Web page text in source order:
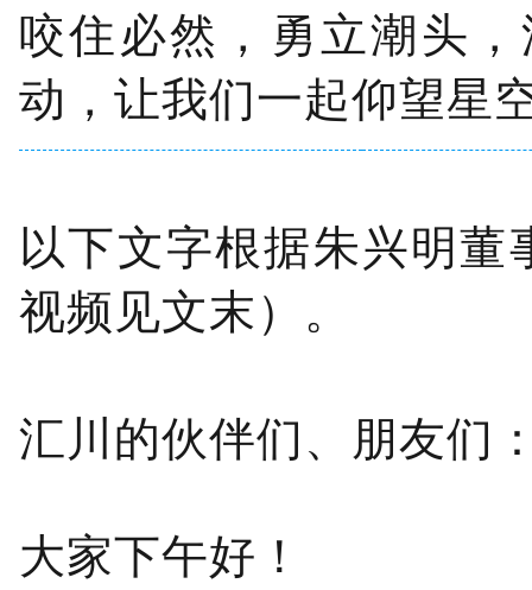
咬住必然，勇立潮头
动，让我们一起仰望星
以下文字根据朱兴明董
视频见文末）。
汇川的伙伴们、朋友们
大家下午好！